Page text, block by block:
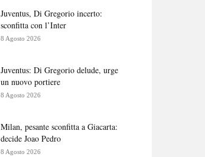
Juventus, Di Gregorio incerto:
sconfitta con l’Inter
8 Agosto 2026
Juventus: Di Gregorio delude, urge
un nuovo portiere
8 Agosto 2026
Milan, pesante sconfitta a Giacarta:
decide Joao Pedro
8 Agosto 2026